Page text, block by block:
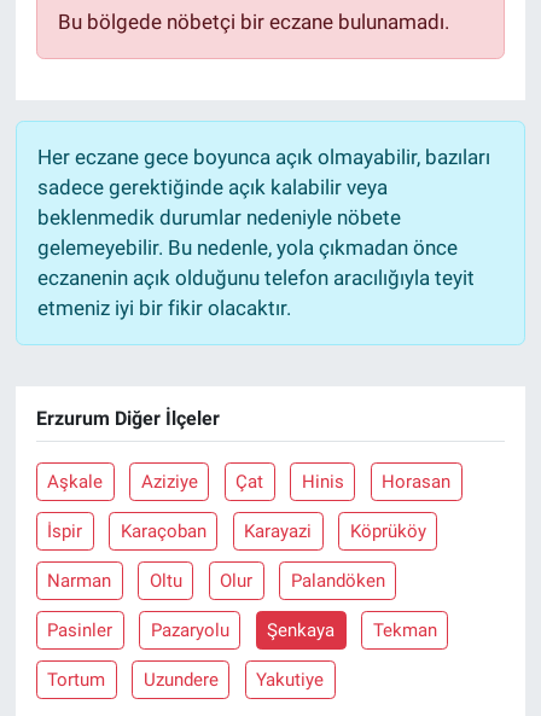
Bu bölgede nöbetçi bir eczane bulunamadı.
Her eczane gece boyunca açık olmayabilir, bazıları
sadece gerektiğinde açık kalabilir veya
beklenmedik durumlar nedeniyle nöbete
gelemeyebilir. Bu nedenle, yola çıkmadan önce
eczanenin açık olduğunu telefon aracılığıyla teyit
etmeniz iyi bir fikir olacaktır.
Erzurum Diğer İlçeler
Aşkale Aziziye Çat Hinis Horasan
İspir Karaçoban Karayazi Köprüköy
Narman Oltu Olur Palandöken
Pasinler Pazaryolu Şenkaya Tekman
Tortum Uzundere Yakutiye
Ekonomi
Dünya
Teknoloji
Siyaset
Yaşam
Spor
Nöbetçi Eczaneler